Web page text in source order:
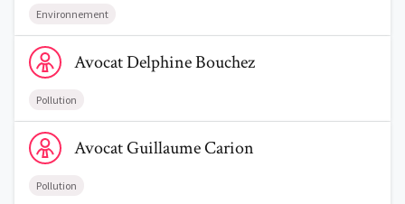
Environnement
Voir le profil de AvocatDelphine Bouchez
AvocatDelphineBouchez
Pollution
Voir le profil de AvocatGuillaume Carion
AvocatGuillaumeCarion
Pollution